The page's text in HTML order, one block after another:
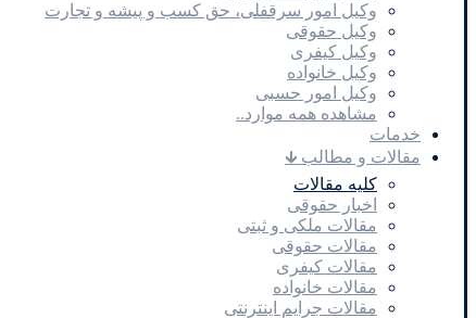
وکیل امور سرقفلی، حق کسب و پیشه و تجارت
وکیل حقوقی
وکیل کیفری
وکیل خانواده
وکیل امور حسبی
مشاهده همه موارد..
خدمات
مقالات و مطالب 🡳
کلیه مقالات
اخبار حقوقی
مقالات ملکی و ثبتی
مقالات حقوقی
مقالات کیفری
مقالات خانواده
مقالات جرایم اینترنتی